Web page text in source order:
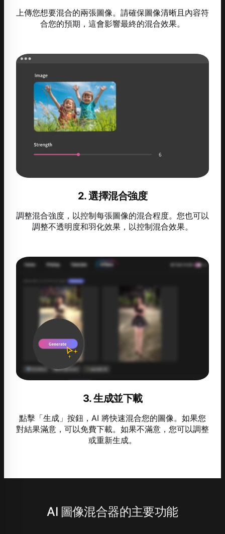
上傳您想要混合的兩張圖像。請確保圖像清晰且內容符
合您的預期，這會影響最終的混合效果。
2. 選擇混合強度
調整混合強度，以控制每張圖像的混合程度。您也可以
調整不透明度和羽化效果，以控制混合效果。
3. 生成並下載
點擊「生成」按鈕，AI 將快速混合您的圖像。如果您
對結果滿意，可以免費下載。如果不滿意，您可以調整
或重新生成。
AI 圖像混合器的主要功能